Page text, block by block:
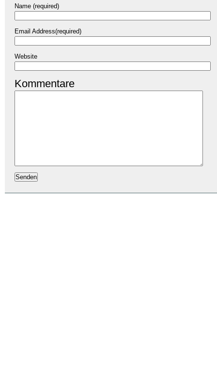
Name (required)
Email Address(required)
Website
Kommentare